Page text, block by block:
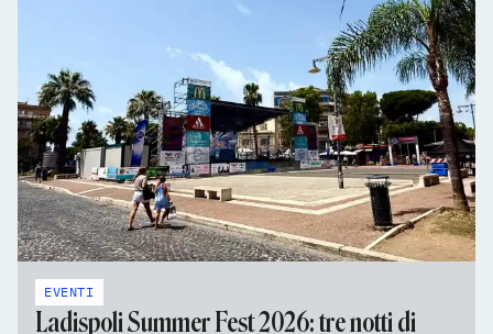
EVENTI
Ladispoli Summer Fest 2026: tre notti di